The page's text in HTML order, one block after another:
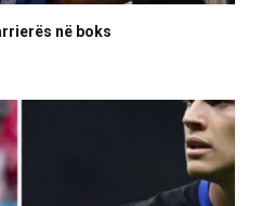
në boks